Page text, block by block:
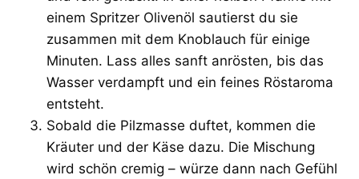
einem Spritzer Olivenöl sautierst du sie
zusammen mit dem Knoblauch für einige
Minuten. Lass alles sanft anrösten, bis das
Wasser verdampft und ein feines Röstaroma
entsteht.
Sobald die Pilzmasse duftet, kommen die
Kräuter und der Käse dazu. Die Mischung
wird schön cremig – würze dann nach Gefühl